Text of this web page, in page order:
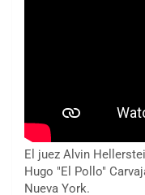
El juez Alvin
Hugo "El Pollo"
Nueva York.